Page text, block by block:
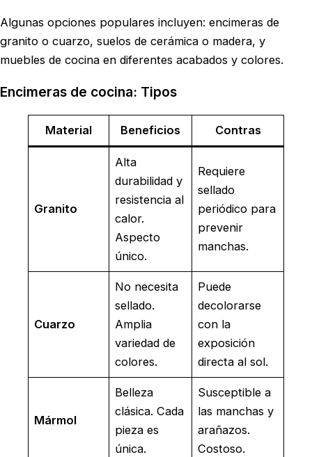
Algunas opciones populares incluyen: encimeras de
granito o cuarzo, suelos de cerámica o madera, y
muebles de cocina en diferentes acabados y colores.
Encimeras de cocina: Tipos
Material Beneficios Contras
Granito
Alta
durabilidad y
resistencia al
calor.
Aspecto
único.
Requiere
sellado
periódico para
prevenir
manchas.
Cuarzo
No necesita
sellado.
Amplia
variedad de
colores.
Puede
decolorarse
con la
exposición
directa al sol.
Mármol
Belleza
clásica. Cada
pieza es
única.
Susceptible a
las manchas y
arañazos.
Costoso.